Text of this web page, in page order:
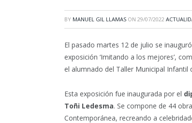
BY MANUEL GIL LLAMAS ON 29/07/2022
El pasado martes 12 de julio se
exposición ‘Imitando a los mejores’,
el alumnado del Taller Municipal
Esta exposición fue inaugurada por el
Toñi Ledesma. Se compone de 44
Contemporánea, recreando a